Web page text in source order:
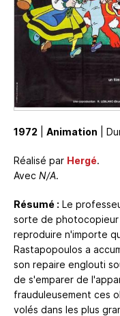
1972 Animation |
Réalisé par Hergé.
Avec N/A.
Résumé : Le
sorte de photocopieur
reproduire n'importe
Rastapopoulos a
son repaire englouti
de s'emparer de
frauduleusement ces
volés dans les plus